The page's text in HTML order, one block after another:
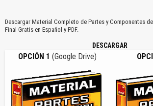
Descargar Material Completo de Partes y Componentes
Final Gratis en Español y PDF.
DESCARGAR
OPCIÓN 1 (Google Drive)